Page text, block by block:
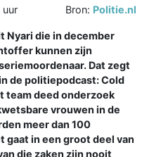
uur Bron: Politie.nl
Nyari die in december
kunnen zijn
Dat zegt
de politiepodcast: Cold
team deed onderzoek
vrouwen in de
meer dan 100
gaat in een groot deel van
die zaken zijn nooit